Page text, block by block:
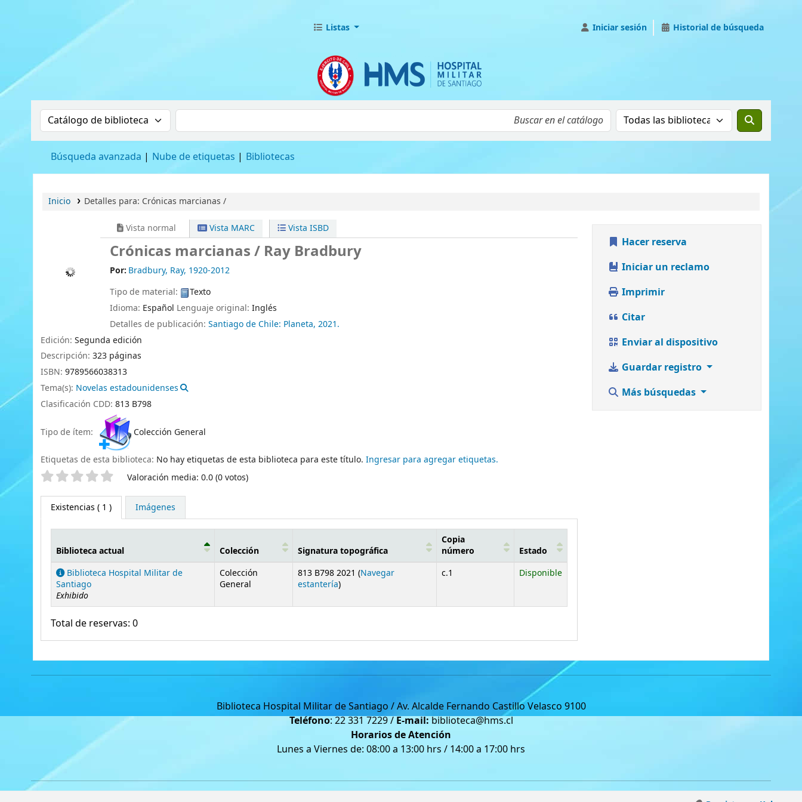
BIBLIOTECA HMS
Listas Iniciar sesión Historial de búsqueda
Buscar en el catálogo por:Buscar en el catálogo Buscar el catálogo en:
Búsqueda avanzada Nube de etiquetas Bibliotecas
Inicio Detalles para: Crónicas marcianas /
Vista normal Vista MARC Vista ISBD
Crónicas marcianas / Ray Bradbury
Por: Bradbury, Ray, 1920-2012
Tipo de material:
Texto
Idioma: Español Lenguaje original: Inglés
Detalles de publicación: Santiago de Chile: Planeta, 2021.
Edición: Segunda edición
Descripción: 323 páginas
ISBN: 9789566038313
Tema(s): Novelas estadounidenses
Clasificación CDD: 813 B798
Tipo de ítem: Colección General
Etiquetas de esta biblioteca: No hay etiquetas de esta biblioteca para este título. Ingresar para agregar etiquetas.
Valoración Valoración media: 0.0 (0 votos)
Existencias ( 1 ) Imágenes
Existencias
Biblioteca actual Colección Signatura topográfica
Copia
número
Estado
Biblioteca Hospital Militar de
Santiago
Exhibido
Colección
General
813 B798 2021 (Navegar
estantería(Abre debajo)
)
c.1 Disponible
Total de reservas: 0
Hacer reserva
Iniciar un reclamo
Imprimir
Citar
Enviar al dispositivo
Guardar registro
Más búsquedas
Biblioteca Hospital Militar de Santiago / Av. Alcalde Fernando Castillo Velasco 9100
Teléfono: 22 331 7229 /E-mail:biblioteca@hms.cl
Horarios de Atención
Lunes a Viernes de: 08:00 a 13:00 hrs / 14:00 a 17:00 hrs